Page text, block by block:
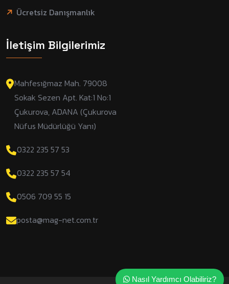
Ücretsiz Danışmanlık
İletişim Bilgilerimiz
Mahfesığmaz Mah. 79008
Sokak Sezen Apt. Kat:1 No:1
Çukurova, ADANA (Çukurova
Nüfus Müdürlüğü Yanı)
0322 235 57 53
0322 235 57 54
0506 709 55 15
posta@mag-net.com.tr
Nasıl Yardımcı Olabiliriz?